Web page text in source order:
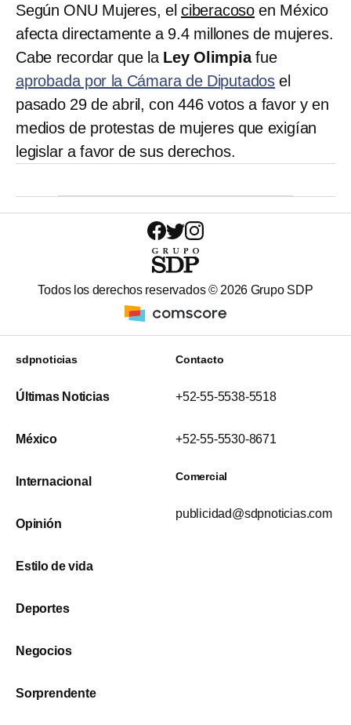
Según ONU Mujeres, elciberacoso en México
afecta directamente a 9.4 millones de mujeres.
Cabe recordar que laLey Olimpiafue
aprobada por la Cámara de Diputados el
pasado 29 de abril, con 446 votos a favor y en
medios de protestas de mujeres que exigían
legislar a favor de sus derechos.
Todos los derechos reservados ©2026 Grupo SDP
sdpnoticias
Últimas Noticias
México
Internacional
Opinión
Estilo de vida
Deportes
Negocios
Sorprendente
Contacto
+52-55-5538-5518
+52-55-5530-8671
Comercial
publicidad@sdpnoticias.com